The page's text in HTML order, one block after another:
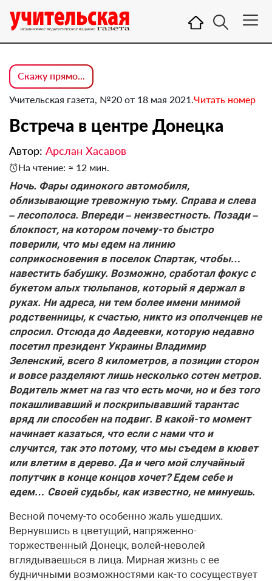
Скажу прямо...
Учительская газета, №20 от 18 мая 2021.Читать номер
Встреча в центре Донецка
Автор: Арслан Хасавов
На чтение: ≈ 12 мин.
Ночь. Фары одинокого автомобиля,
облизывающие тревожную тьму. Справа и слева
– лесополоса. Впереди – неизвестность. Позади –
блокпост, на котором почему-то быстро
поверили, что мы едем на линию
соприкосновения в поселок Спартак, чтобы…
навестить бабушку. Возможно, сработал фокус с
букетом алых тюльпанов, который я держал в
руках. Ни адреса, ни тем более имени мнимой
родственницы, к счастью, никто из ополченцев не
спросил. Отсюда до Авдеевки, которую недавно
посетил президент Украины Владимир
Зеленский, всего 8 километров, а позиции сторон
и вовсе разделяют лишь несколько сотен метров.
Водитель жмет на газ что есть мочи, но и без того
покашливавший и поскрипывавший тарантас
вряд ли способен на подвиг. В какой-то момент
начинает казаться, что если с нами что и
случится, так это потому, что мы съедем в кювет
или влетим в дерево. Да и чего мой случайный
попутчик в конце концов хочет? Едем себе и
едем… Своей судьбы, как известно, не минуешь.
Весной почему-то особенно жаль ушедших.
Вернувшись в цветущий, напряженно-
торжественный Донецк, волей-неволей
вглядываешься в лица. Мирная жизнь с ее
будничными возможностями как-то сосуществует